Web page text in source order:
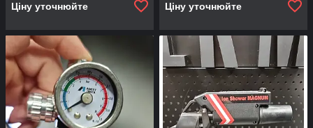
Ціну уточнюйте Ціну уточнюйте